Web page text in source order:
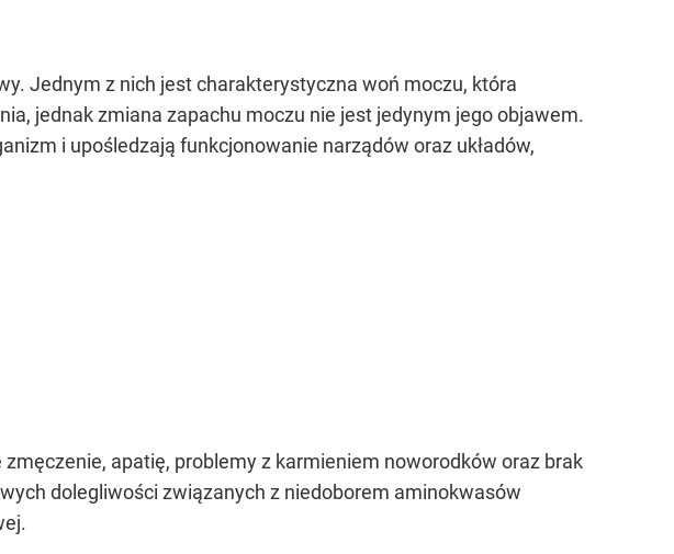
Jednym z nich jest charakterystyczna woń moczu, która
jednak zmiana zapachu moczu nie jest jedynym jego objawem.
i upośledzają funkcjonowanie narządów oraz układów,
apatię, problemy z karmieniem noworodków oraz brak
dolegliwości związanych z niedoborem aminokwasów